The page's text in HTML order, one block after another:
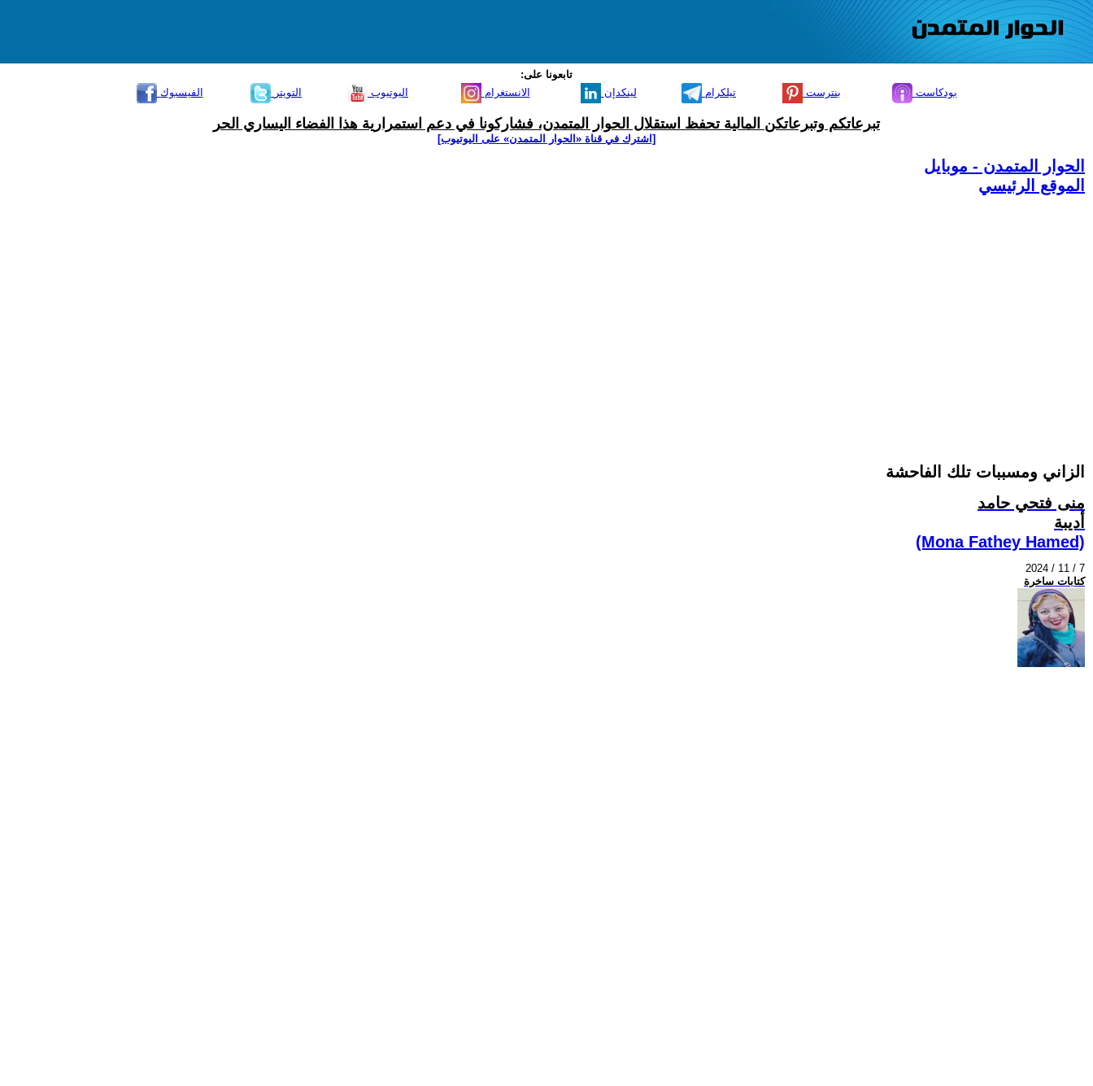
تابعونا على:
الفيسبوك
التويتر اليوتيوب الانستغرام لينكدإن تيلكرام بنترست بودكاست
تبرعاتكم وتبرعاتكن المالية تحفظ استقلال الحوار المتمدن، فشاركونا في دعم استمرارية هذا الفضاء اليساري الحر
[اشترك في قناة ‫«الحوار المتمدن» على اليوتيوب]
الحوار المتمدن - موبايل
الموقع الرئيسي
الزاني ومسببات تلك الفاحشة
منى فتحي حامد
أديبة
(Mona Fathey Hamed)
2024 / 11 / 7
كتابات ساخرة